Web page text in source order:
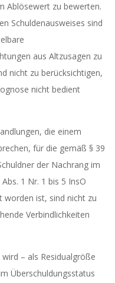
Ablösewert zu bewerten.
Schuldenausweises sind
aus Altzusagen zu
nicht zu berücksichtigen,
nicht bedient
die einem
für die gemäß § 39
der Nachrang im
1 Nr. 1 bis 5 InsO
worden ist, sind nicht zu
Verbindlichkeiten
– als Residualgröße
Überschuldungsstatus